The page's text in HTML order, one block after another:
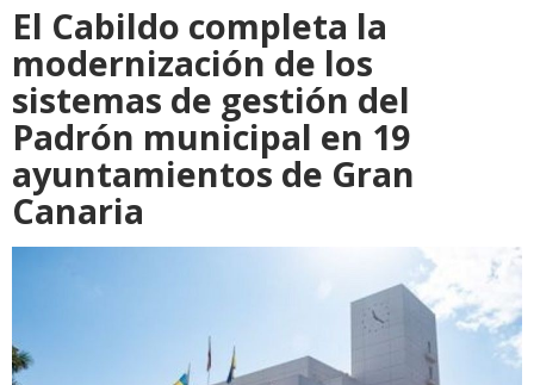
El Cabildo completa la
modernización de los
sistemas de gestión del
Padrón municipal en 19
ayuntamientos de Gran
Canaria